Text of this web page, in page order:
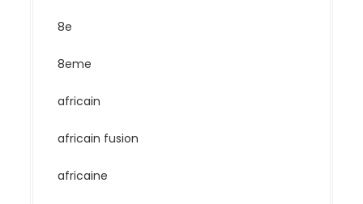
8e
8eme
africain
africain fusion
africaine